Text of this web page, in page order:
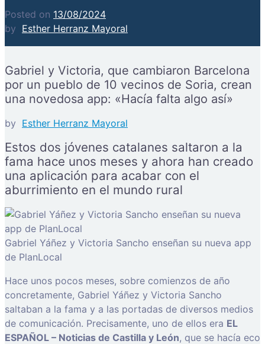
Posted on 13/08/2024
by Esther Herranz Mayoral
Gabriel y Victoria, que cambiaron Barcelona
por un pueblo de 10 vecinos de Soria, crean
una novedosa app: «Hacía falta algo así»
by Esther Herranz Mayoral
Estos dos jóvenes catalanes saltaron a la
fama hace unos meses y ahora han creado
una aplicación para acabar con el
aburrimiento en el mundo rural
Gabriel Yáñez y Victoria Sancho enseñan su nueva app
de PlanLocal
Hace unos pocos meses, sobre comienzos de año
concretamente, Gabriel Yáñez y Victoria Sancho
saltaban a la fama y a las portadas de diversos medios
de comunicación. Precisamente, uno de ellos era EL
ESPAÑOL – Noticias de Castilla y León, que se hacía eco